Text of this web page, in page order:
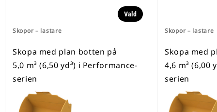
Skopor – lastare
Vald
Skopa med plan botten på
5,0 m³ (6,50 yd³) i Performance-
serien
Skopor – lastare
Skopa med
4,6 m³ (6,00
serien